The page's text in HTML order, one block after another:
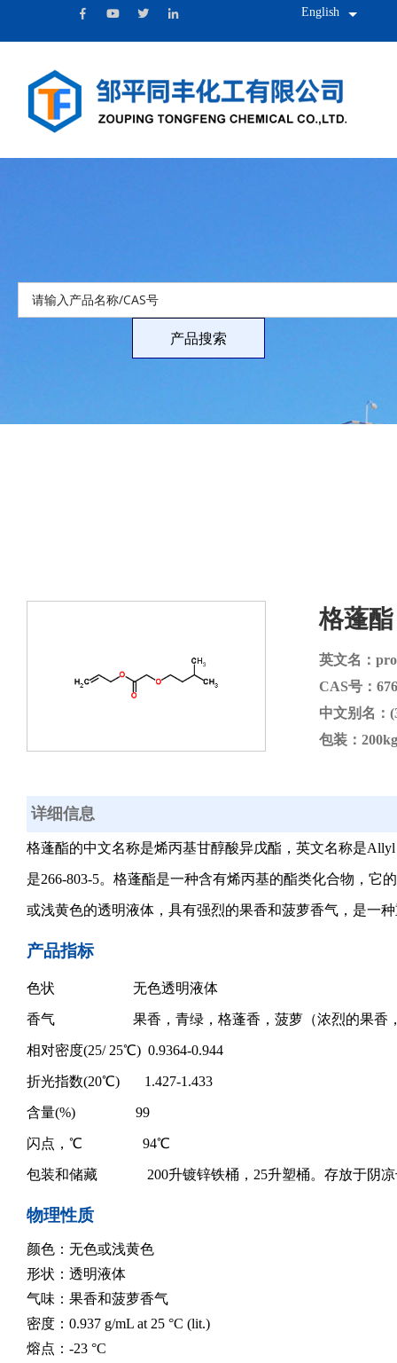
English
格蓬酯
英文名：
CAS号：
中文别名：
包装：
详细信息
格蓬酯的中文名称是烯丙基甘醇酸异戊酯，英文名称是Allyl
是266-803-5。格蓬酯是一种含有烯丙基的酯类化合物，它
或浅黄色的透明液体，具有强烈的果香和菠萝香气，是一
产品指标
色状 无色透明液体
香气 果香，青绿，格蓬香，菠萝（浓烈的果香，
相对密度(25/ 25℃) 0.9364-0.944
折光指数(20℃) 1.427-1.433
含量(%) 99
闪点，℃ 94℃
包装和储藏 200升镀锌铁桶，25升塑桶。存放于阴凉
物理性质
颜色：无色或浅黄色
形状：透明液体
气味：果香和菠萝香气
密度：0.937 g/mL at 25 °C (lit.)
熔点：-23 °C